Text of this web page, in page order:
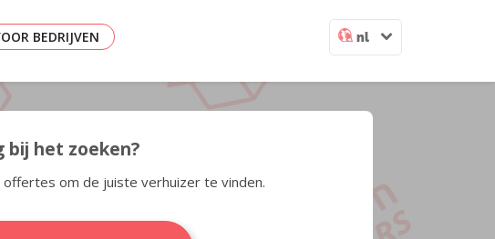
BEDRIJVEN nl
bij het zoeken?
om de juiste verhuizer te vinden.